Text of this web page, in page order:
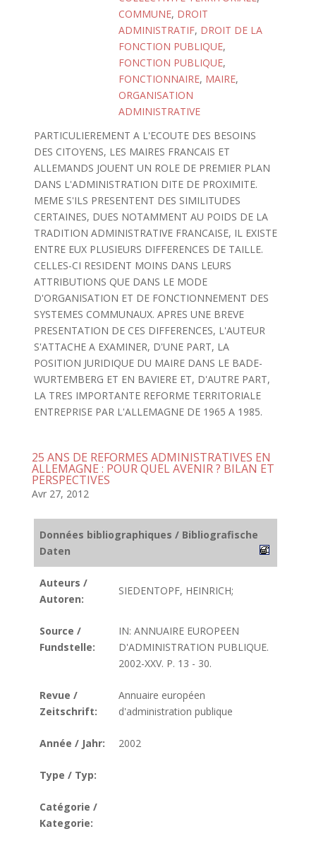
COMMUNE, DROIT
ADMINISTRATIF, DROIT DE LA
FONCTION PUBLIQUE,
FONCTION PUBLIQUE,
FONCTIONNAIRE, MAIRE,
ORGANISATION
ADMINISTRATIVE
PARTICULIEREMENT A L'ECOUTE DES BESOINS
DES CITOYENS, LES MAIRES FRANCAIS ET
ALLEMANDS JOUENT UN ROLE DE PREMIER PLAN
DANS L'ADMINISTRATION DITE DE PROXIMITE.
MEME S'ILS PRESENTENT DES SIMILITUDES
CERTAINES, DUES NOTAMMENT AU POIDS DE LA
TRADITION ADMINISTRATIVE FRANCAISE, IL EXISTE
ENTRE EUX PLUSIEURS DIFFERENCES DE TAILLE.
CELLES-CI RESIDENT MOINS DANS LEURS
ATTRIBUTIONS QUE DANS LE MODE
D'ORGANISATION ET DE FONCTIONNEMENT DES
SYSTEMES COMMUNAUX. APRES UNE BREVE
PRESENTATION DE CES DIFFERENCES, L'AUTEUR
S'ATTACHE A EXAMINER, D'UNE PART, LA
POSITION JURIDIQUE DU MAIRE DANS LE BADE-
WURTEMBERG ET EN BAVIERE ET, D'AUTRE PART,
LA TRES IMPORTANTE REFORME TERRITORIALE
ENTREPRISE PAR L'ALLEMAGNE DE 1965 A 1985.
25 ANS DE REFORMES ADMINISTRATIVES EN
ALLEMAGNE : POUR QUEL AVENIR ? BILAN ET
PERSPECTIVES
Avr 27, 2012
Données bibliographiques / Bibliografische
Daten
Auteurs /
Autoren:
SIEDENTOPF, HEINRICH;
Source /
Fundstelle:
IN: ANNUAIRE EUROPEEN
D'ADMINISTRATION PUBLIQUE.
2002-XXV. P. 13 - 30.
Revue /
Zeitschrift:
Annuaire européen
d'administration publique
Année / Jahr: 2002
Type / Typ:
Catégorie /
Kategorie: